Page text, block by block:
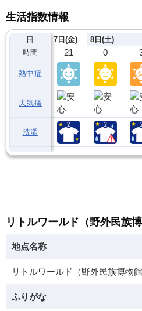
生活指数情報
日
時間
熱中症
天気痛
洗濯
7日(金)
21
8日(土)
0
リトルワールド（野外民族
地点名称
リトルワールド（野外民族博物館
ふりがな